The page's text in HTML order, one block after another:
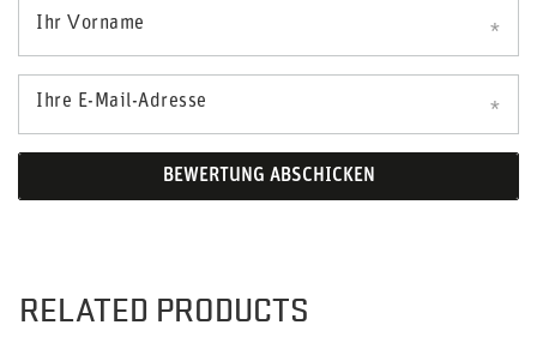
Ihr Vorname
Ihre E-Mail-Adresse
BEWERTUNG ABSCHICKEN
RELATED PRODUCTS